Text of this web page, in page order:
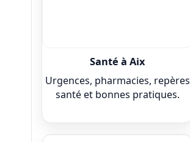
Santé à Aix
Urgences, pharmacies, repères
santé et bonnes pratiques.